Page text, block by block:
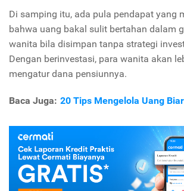
Di samping itu, ada pula pendapat yang
bahwa uang bakal sulit bertahan dalam
wanita bila disimpan tanpa strategi
Dengan berinvestasi, para wanita akan
mengatur dana pensiunnya.
Baca Juga: 20 Tips Mengelola Uang